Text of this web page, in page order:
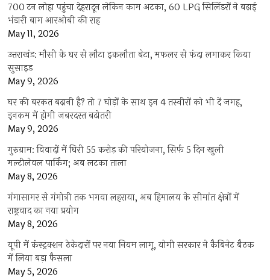
700 टन लोहा पहुंचा देहरादून लेकिन काम अटका, 60 LPG सिलिंडरों ने बढ़ाई
भंडारी बाग आरओबी की राह
May 11, 2026
उत्तराखंड: मौसी के घर से लौटा इकलौता बेटा, मफलर से फंदा लगाकर किया
सुसाइड
May 9, 2026
घर की बरकत बढ़ानी है? तो 7 घोड़ों के साथ इन 4 तस्वीरों को भी दें जगह,
इनकम में होगी जबरदस्त बढ़ोतरी
May 9, 2026
गुरुग्राम: विवादों में घिरी 55 करोड़ की परियोजना, सिर्फ 5 दिन खुली
मल्टीलेवल पार्किंग; अब लटका ताला
May 8, 2026
गंगासागर से गंगोत्री तक भगवा लहराया, अब हिमालय के सीमांत क्षेत्रों में
राष्ट्रवाद का नया प्रयोग
May 8, 2026
यूपी में कंस्ट्रक्शन ठेकेदारों पर नया नियम लागू, योगी सरकार ने कैबिनेट बैठक
में लिया बड़ा फैसला
May 5, 2026